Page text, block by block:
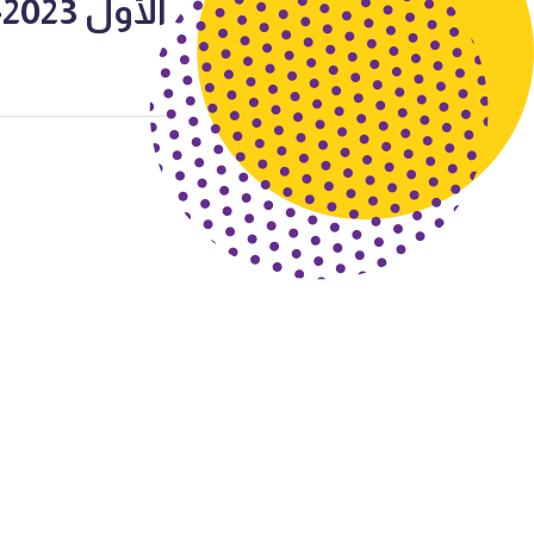
الأول 2023-2024 أ أحمد رجب